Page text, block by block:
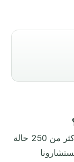
أتمت Mirabello Consultancy معالجة أكثر من 250 حالة
99%. يقدم مستشارونا